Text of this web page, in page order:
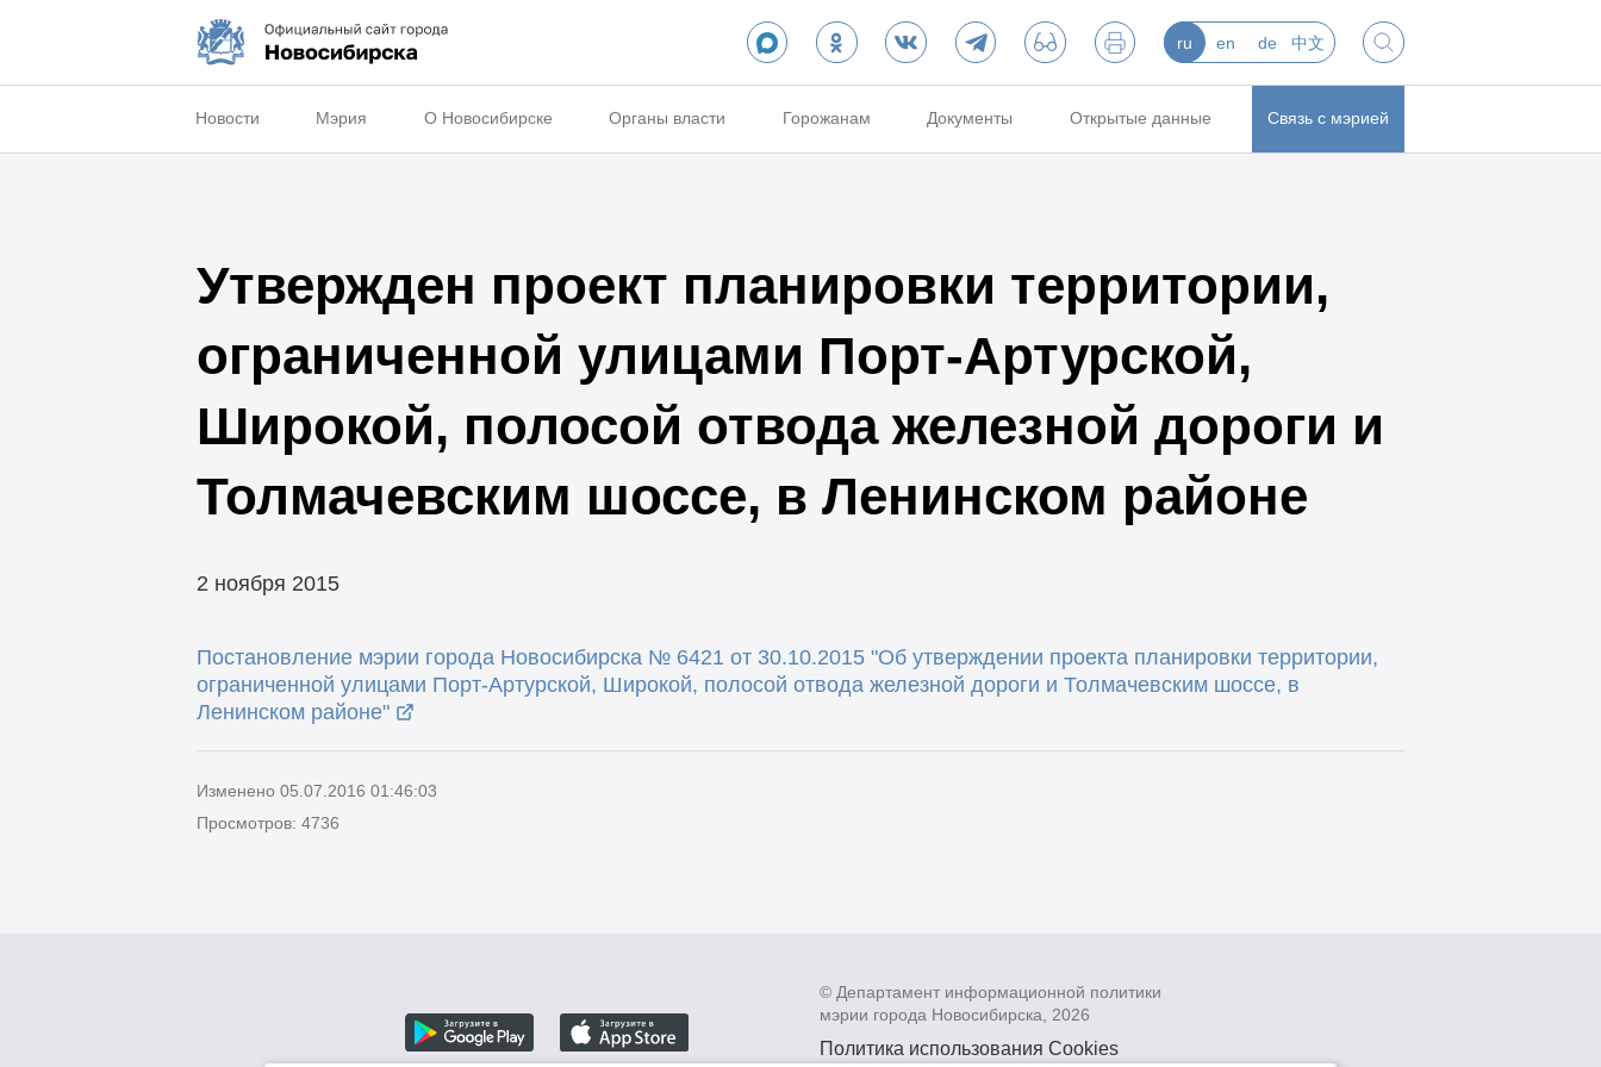
ru en de 中文
Новости Мэрия О Новосибирске Органы власти Горожанам Документы Открытые данные Связь с мэрией
Утвержден проект планировки территории,
ограниченной улицами Порт-Артурской,
Широкой, полосой отвода железной дороги и
Толмачевским шоссе, в Ленинском районе
2 ноября 2015
Постановление мэрии города Новосибирска № 6421 от 30.10.2015 "Об утверждении проекта планировки территории,
ограниченной улицами Порт-Артурской, Широкой, полосой отвода железной дороги и Толмачевским шоссе, в
Ленинском районе"
Изменено 05.07.2016 01:46:03
Просмотров: 4736
© Департамент информационной политики
мэрии города Новосибирска, 2026
Политика использования Cookies